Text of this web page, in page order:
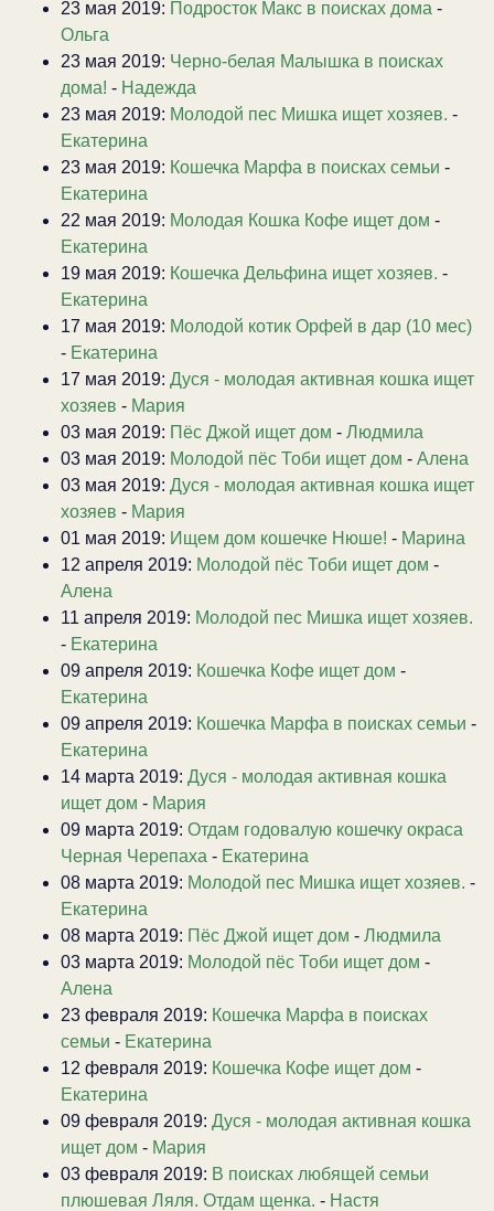
23 мая 2019: Подросток Макс в поисках дома -
Ольга
23 мая 2019: Черно-белая Малышка в поисках
дома! - Надежда
23 мая 2019: Молодой пес Мишка ищет хозяев. -
Екатерина
23 мая 2019: Кошечка Марфа в поисках семьи -
Екатерина
22 мая 2019: Молодая Кошка Кофе ищет дом -
Екатерина
19 мая 2019: Кошечка Дельфина ищет хозяев. -
Екатерина
17 мая 2019: Молодой котик Орфей в дар (10 мес)
- Екатерина
17 мая 2019: Дуся - молодая активная кошка ищет
хозяев - Мария
03 мая 2019: Пёс Джой ищет дом - Людмила
03 мая 2019: Молодой пёс Тоби ищет дом - Алена
03 мая 2019: Дуся - молодая активная кошка ищет
хозяев - Мария
01 мая 2019: Ищем дом кошечке Нюше! - Марина
12 апреля 2019: Молодой пёс Тоби ищет дом -
Алена
11 апреля 2019: Молодой пес Мишка ищет хозяев.
- Екатерина
09 апреля 2019: Кошечка Кофе ищет дом -
Екатерина
09 апреля 2019: Кошечка Марфа в поисках семьи -
Екатерина
14 марта 2019: Дуся - молодая активная кошка
ищет дом - Мария
09 марта 2019: Отдам годовалую кошечку окраса
Черная Черепаха - Екатерина
08 марта 2019: Молодой пес Мишка ищет хозяев. -
Екатерина
08 марта 2019: Пёс Джой ищет дом - Людмила
03 марта 2019: Молодой пёс Тоби ищет дом -
Алена
23 февраля 2019: Кошечка Марфа в поисках
семьи - Екатерина
12 февраля 2019: Кошечка Кофе ищет дом -
Екатерина
09 февраля 2019: Дуся - молодая активная кошка
ищет дом - Мария
03 февраля 2019: В поисках любящей семьи
плюшевая Ляля. Отдам щенка. - Настя